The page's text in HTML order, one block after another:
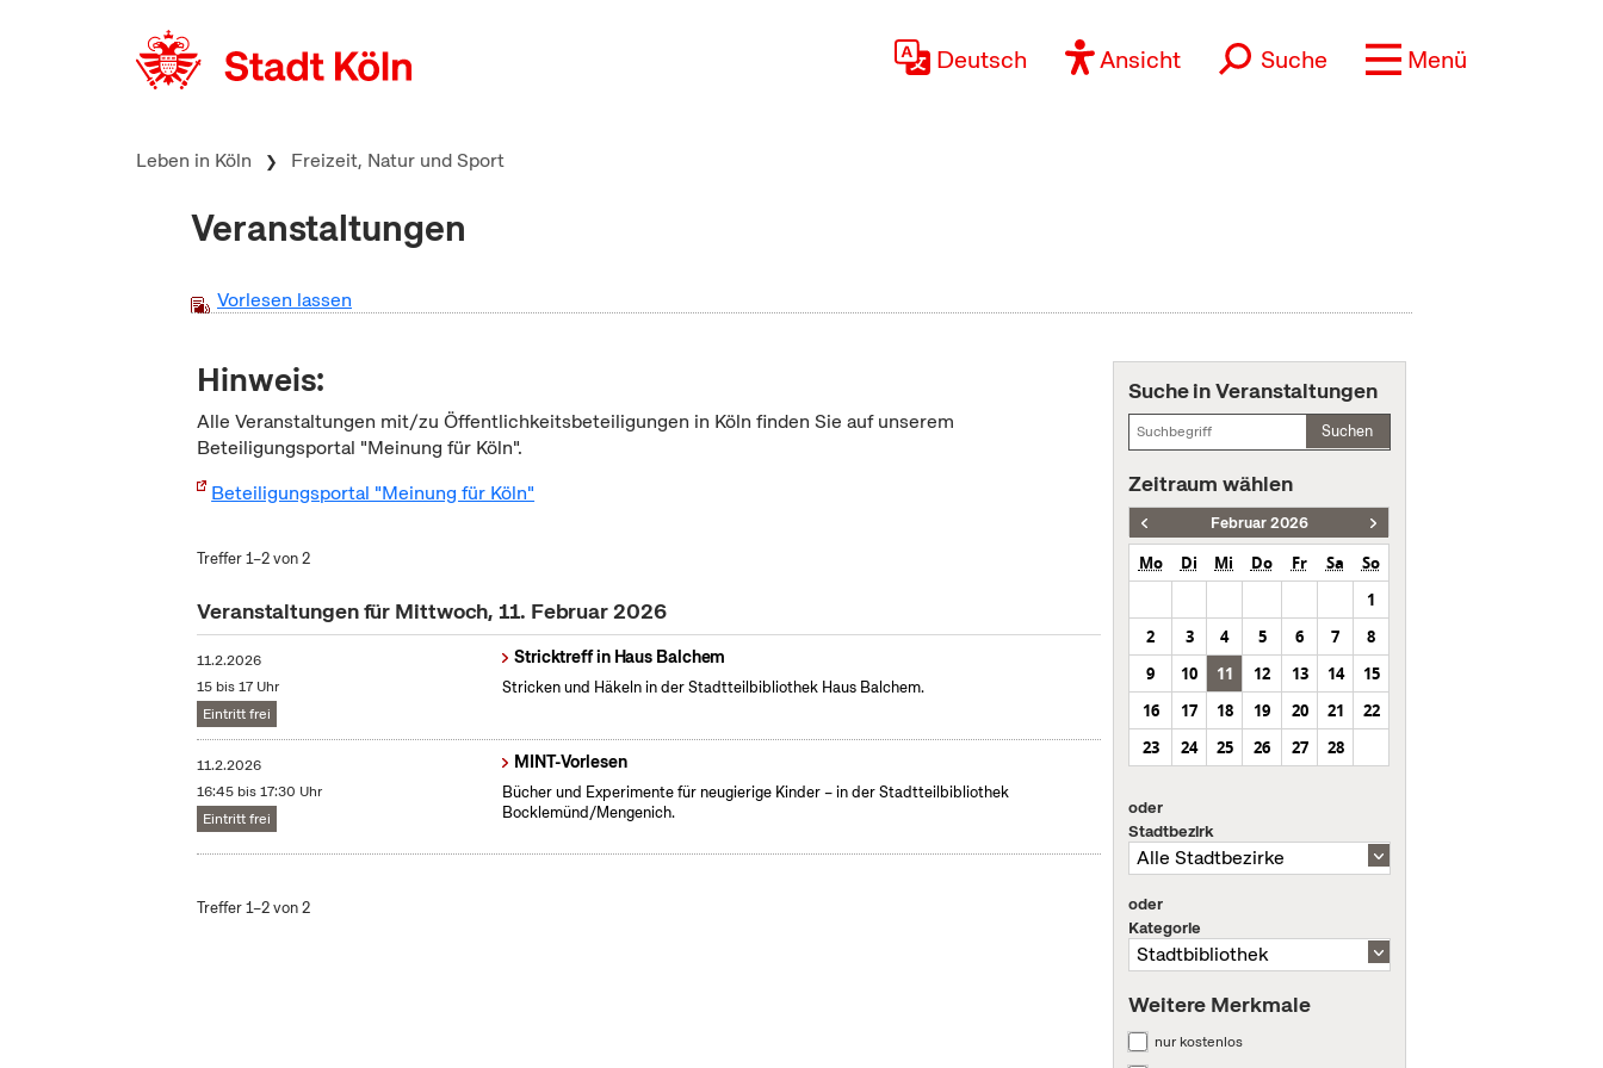
Deutsch Ansicht Suche Menü
Leben in Köln Freizeit, Natur und Sport
Veranstaltungen
Vorlesen lassen
Hinweis:
Alle Veranstaltungen mit/zu Öffentlichkeitsbeteiligungen in Köln finden Sie auf unserem
Beteiligungsportal "Meinung für Köln".
Beteiligungsportal "Meinung für Köln"
Treffer 1–2 von 2
Veranstaltungen für Mittwoch, 11. Februar 2026
11.2.2026
15 bis 17 Uhr
Eintritt frei
Stricktreff in Haus Balchem
Stricken und Häkeln in der Stadtteilbibliothek Haus Balchem.
11.2.2026
16:45 bis 17:30 Uhr
Eintritt frei
MINT-Vorlesen
Bücher und Experimente für neugierige Kinder – in der Stadtteilbibliothek
Bocklemünd/Mengenich.
Treffer 1–2 von 2
Suche in Veranstaltungen
Suchen
Zeitraum wählen
Februar 2026
Mo Di Mi Do Fr Sa
So
1
2
3 4 5 6 7
8
9
10 11 12 13 14
15
16
17 18 19 20 21
22
23
24 25 26 27 28
oder
Stadtbezirk
oder
Kategorie
Weitere Merkmale
nur kostenlos